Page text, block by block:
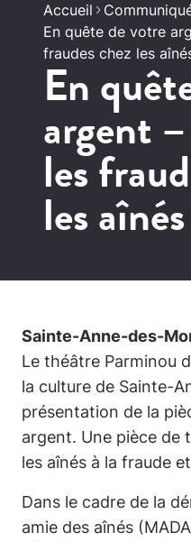
Accueil
En quête de votre
fraudes chez les
En
argent
les
les aînés
Sainte-Anne-des-
Le théâtre Parminou
la culture de Sainte-
présentation de la
argent. Une pièce de
les aînés à la fraude
Dans le cadre de la
amie des aînés